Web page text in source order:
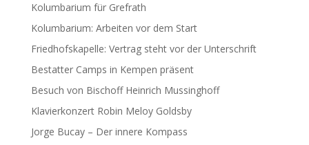
Kolumbarium für Grefrath
Kolumbarium: Arbeiten vor dem Start
Friedhofskapelle: Vertrag steht vor der Unterschrift
Bestatter Camps in Kempen präsent
Besuch von Bischoff Heinrich Mussinghoff
Klavierkonzert Robin Meloy Goldsby
Jorge Bucay – Der innere Kompass